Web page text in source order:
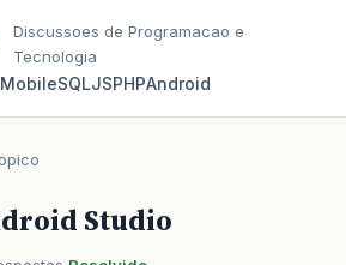
Discussoes de Programacao e
Tecnologia
MobileSQLJSPHPAndroid
Studio